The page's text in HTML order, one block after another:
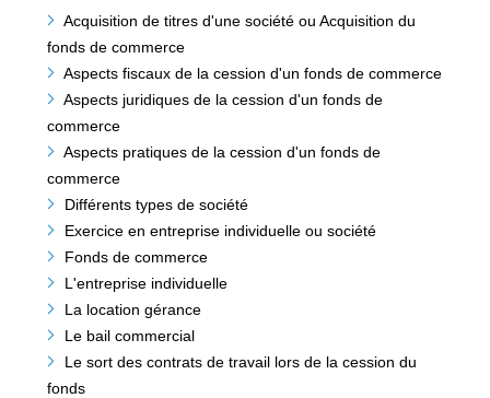
Acquisition de titres d'une société ou Acquisition du
fonds de commerce
Aspects fiscaux de la cession d'un fonds de commerce
Aspects juridiques de la cession d'un fonds de
commerce
Aspects pratiques de la cession d'un fonds de
commerce
Différents types de société
Exercice en entreprise individuelle ou société
Fonds de commerce
L'entreprise individuelle
La location gérance
Le bail commercial
Le sort des contrats de travail lors de la cession du
fonds